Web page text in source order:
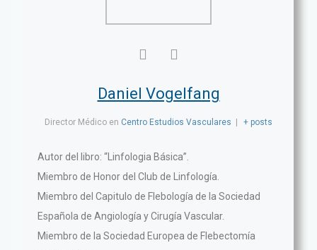
Daniel Vogelfang
Director Médico en Centro Estudios Vasculares + posts
Autor del libro: “Linfologia Básica”.
Miembro de Honor del Club de Linfología.
Miembro del Capitulo de Flebología de la Sociedad
Española de Angiología y Cirugía Vascular.
Miembro de la Sociedad Europea de Flebectomía